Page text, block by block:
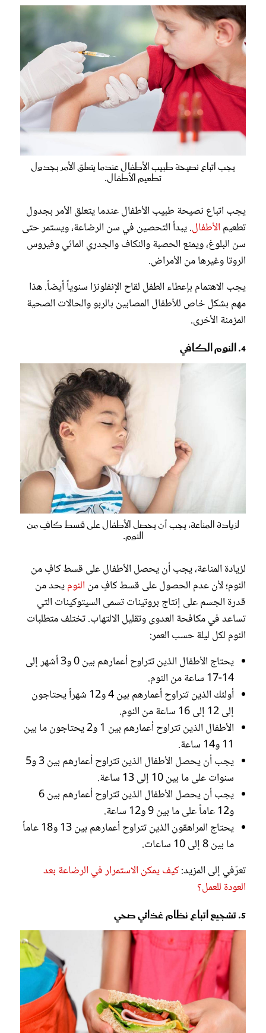
يجب اتباع نصيحة طبيب الأطفال عندما يتعلق الأمر بجدول
تطعيم الأطفال.
يجب اتباع نصيحة طبيب الأطفال عندما يتعلق الأمر بجدول
تطعيم الأطفال. يبدأ التحصين في سن الرضاعة، ويستمر حتى
سن البلوغ، ويمنع الحصبة والنكاف والجدري المائي وفيروس
الروتا وغيرها من الأمراض.
يجب الاهتمام بإعطاء الطفل لقاح الإنفلونزا سنوياً أيضاً. هذا
مهم بشكل خاص للأطفال المصابين بالربو والحالات الصحية
المزمنة الأخرى.
4. النوم الكافي
لزيادة المناعة، يجب أن يحصل الأطفال على قسط كافٍ من
النوم.
لزيادة المناعة، يجب أن يحصل الأطفال على قسط كافٍ من
النوم؛ لأن عدم الحصول على قسط كافٍ من النوميحد من
قدرة الجسم على إنتاج بروتينات تسمى السيتوكينات التي
تساعد في مكافحة العدوى وتقليل الالتهاب. تختلف متطلبات
النوم لكل ليلة حسب العمر:
يحتاج الأطفال الذين تتراوح أعمارهم بين 0 و3 أشهر إلى
14-17 ساعة من النوم.
أولئك الذين تتراوح أعمارهم بين 4 و12 شهراً يحتاجون
إلى 12 إلى 16 ساعة من النوم.
الأطفال الذين تتراوح أعمارهم بين 1 و2 يحتاجون ما بين
11 و14 ساعة.
يجب أن يحصل الأطفال الذين تتراوح أعمارهم بين 3 و5
سنوات على ما بين 10 إلى 13 ساعة.
يجب أن يحصل الأطفال الذين تتراوح أعمارهم بين 6
و12 عاماً على ما بين 9 و12 ساعة.
يحتاج المراهقون الذين تتراوح أعمارهم بين 13 و18 عاماً
ما بين 8 إلى 10 ساعات.
تعرّفي إلى المزيد:كيف يمكن الاستمرار في الرضاعة بعد
العودة للعمل؟
5. تشجيع اتباع نظام غذائي صحي